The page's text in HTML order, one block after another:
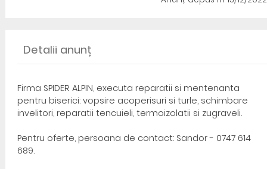
Detalii anunț
Firma SPIDER ALPIN, executa reparatii si mentenanta
pentru biserici: vopsire acoperisuri si turle, schimbare
invelitori, reparatii tencuieli, termoizolatii si zugraveli.
Pentru oferte, persoana de contact: Sandor - 0747 614
689.